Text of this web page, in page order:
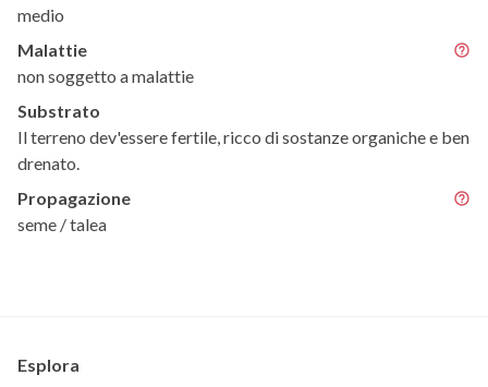
medio
Malattie
non soggetto a malattie
Substrato
Il terreno dev'essere fertile, ricco di sostanze organiche e ben
drenato.
Propagazione
seme / talea
Esplora